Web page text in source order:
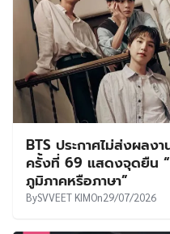
BTS ประกาศไม่ส่งผลง
ครั้งที่ 69 แสดงจุดยืน
ภูมิภาคหรือภาษา”
BySVVEET KIMOn29/07/2026